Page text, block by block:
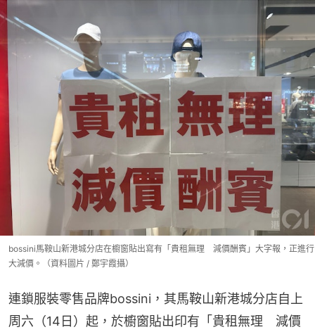
bossini馬鞍山新港城分店在櫥窗貼出寫有「貴租無理 減價酬賓」大字報，正進行
大減價。（資料圖片 / 鄭宇霞攝）
連鎖服裝零售品牌bossini，其馬鞍山新港城分店自上
周六（14日）起，於櫥窗貼出印有「貴租無理　減價